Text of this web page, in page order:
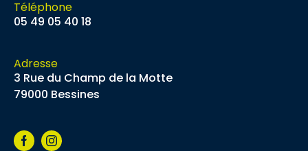
Téléphone
05 49 05 40 18
Adresse
3 Rue du Champ de la Motte
79000 Bessines
FacebookInstagram